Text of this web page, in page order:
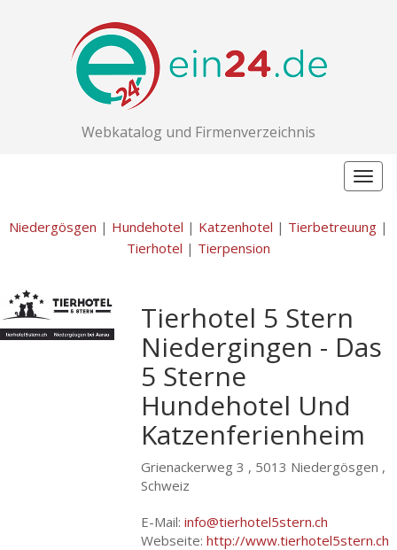
Webkatalog und Firmenverzeichnis
Niedergösgen | Hundehotel | Katzenhotel | Tierbetreuung |
Tierhotel | Tierpension
Tierhotel 5 Stern
Niedergingen - Das
5 Sterne
Hundehotel Und
Katzenferienheim
Grienackerweg 3 , 5013 Niedergösgen ,
Schweiz
E-Mail:info@tierhotel5stern.ch
Webseite:http://www.tierhotel5stern.ch